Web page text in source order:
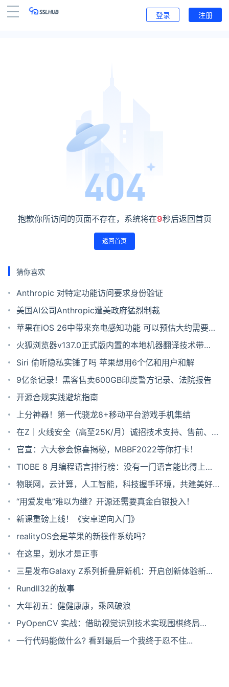
登录 注册
抱歉你所访问的页面不存在，系统将在9秒后返回首页
返回首页
猜你喜欢
Anthropic 对特定功能访问要求身份验证
美国AI公司Anthropic遭美政府猛烈制裁
苹果在iOS 26中带来充电感知功能 可以预估大约需要多
久可将电池充满
火狐浏览器v137.0正式版内置的本地机器翻译技术带来
简体中文的支持
Siri 偷听隐私实锤了吗 苹果想用6个亿和用户和解
9亿条记录！黑客售卖600GB印度警方记录、法院报告
开源合规实践避坑指南
上分神器！第一代骁龙8+移动平台游戏手机集结
在Z｜火线安全（高至25K/月）诚招技术支持、售前、安
全运营等工程师及大客户经理
官宣：六大参会惊喜揭秘，MBBF2022等你打卡！
TIOBE 8 月编程语言排行榜：没有一门语言能比得上
Python！
​物联网，云计算，人工智能，科技握手环境，共建美好家
园
“用爱发电”难以为继？开源还需要真金白银投入！
新课重磅上线！《安卓逆向入门》
realityOS会是苹果的新操作系统吗？
在这里，划水才是正事
三星发布Galaxy Z系列折叠屏新机：开启创新体验新
篇章
Rundll32的故事
大年初五：健健康康，乘风破浪
PyOpenCV 实战：借助视觉识别技术实现围棋终局的
胜负判定
一行代码能做什么? 看到最后一个我终于忍不住...